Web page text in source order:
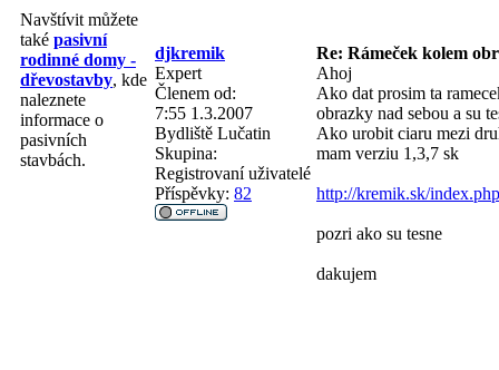
Navštívit můžete
také pasivní
rodinné domy -
dřevostavby, kde
naleznete
informace o
pasivních
stavbách.
djkremik
Re: Rámeček kolem
Expert
Členem od:
7:55 1.3.2007
Bydliště Lučatin
Skupina:
Registrovaní uživatelé
Příspěvky: 82
Ahoj
Ako dat prosim ta
obrazky nad sebou a su
Ako urobit ciaru mezi
mam verziu 1,3,7 sk
http://kremik.sk/
pozri ako su tesne
dakujem